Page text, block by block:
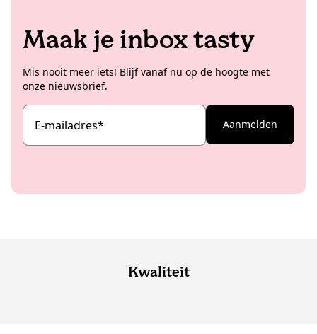
Maak je inbox tasty
Mis nooit meer iets! Blijf vanaf nu op de hoogte met
onze nieuwsbrief.
E-mailadres* Aanmelden
Kwaliteit